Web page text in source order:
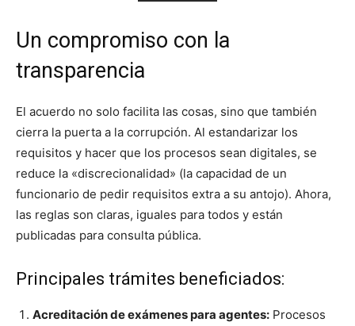
Un compromiso con la
transparencia
El acuerdo no solo facilita las cosas, sino que también
cierra la puerta a la corrupción. Al estandarizar los
requisitos y hacer que los procesos sean digitales, se
reduce la «discrecionalidad» (la capacidad de un
funcionario de pedir requisitos extra a su antojo). Ahora,
las reglas son claras, iguales para todos y están
publicadas para consulta pública.
Principales trámites beneficiados:
Acreditación de exámenes para agentes: Procesos